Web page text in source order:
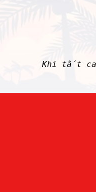
Khi tất cả